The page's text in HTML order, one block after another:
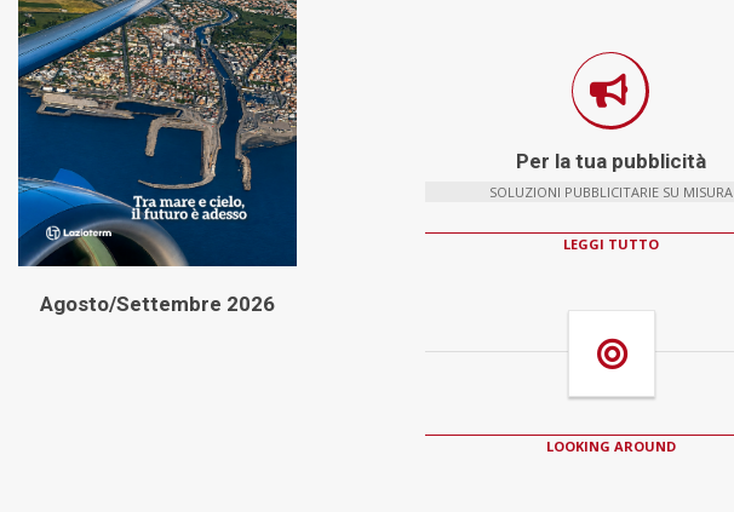
Agosto/Settembre 2026
Per la tua pubblicità
SOLUZIONI PUBBLICITARIE SU MISURA
LEGGI TUTTO
LOOKING AROUND